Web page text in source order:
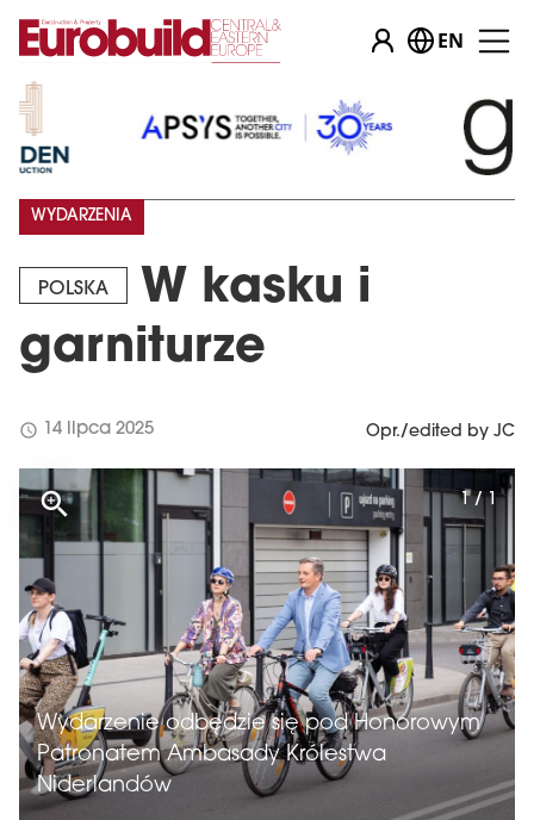
EN
POLSKA
W kasku i
garniturze
WYDARZENIA
schedule 14 lipca 2025 Opr./edited by JC
Wydarzenie odbędzie się pod Honorowym
Patronatem Ambasady Królestwa
Niderlandów
1 / 1